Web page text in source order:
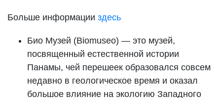
Больше информации здесь
Био Музей (Biomuseo) — это музей,
посвященный естественной истории
Панамы, чей перешеек образовался совсем
недавно в геологическое время и оказал
большое влияние на экологию Западного